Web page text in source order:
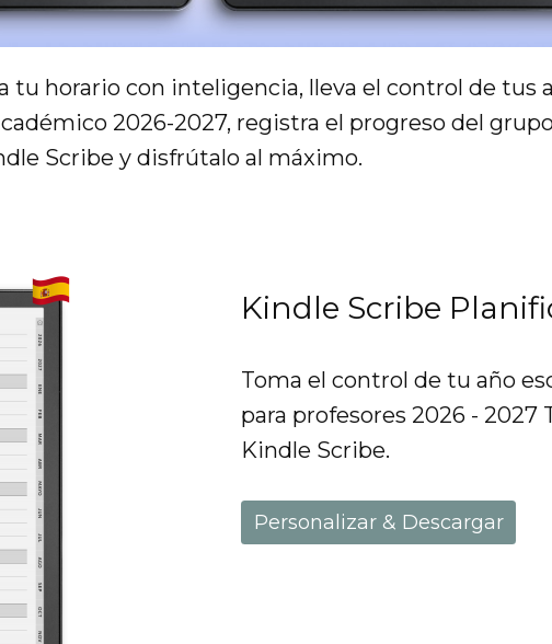
tu horario con inteligencia, lleva el control de tus
2026-2027, registra el progreso del
Scribe y disfrútalo al máximo.
Kindle Scribe
Toma el control de tu año
para profesores 2026 - 2027
Kindle Scribe.
Personalizar & Descargar